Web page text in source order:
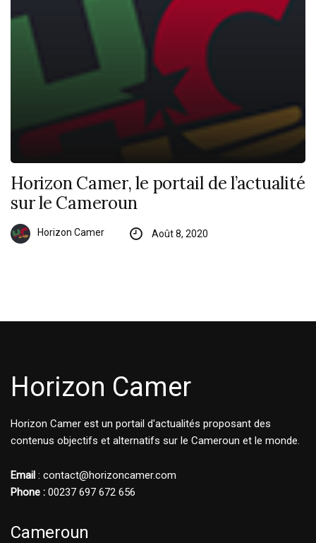
Horizon Camer, le portail de l’actualité
sur le Cameroun
Horizon Camer Août 8, 2020
Horizon Camer
Horizon Camer est un portail d'actualités proposant des
contenus objectifs et alternatifs sur le Cameroun et le monde.
Email : contact@horizoncamer.com
Phone : 00237 697 672 656
Cameroun